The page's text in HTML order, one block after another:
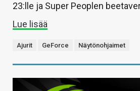
23:lle ja Super Peoplen
Lue lisää
Ajurit GeForce Näytönohjaimet